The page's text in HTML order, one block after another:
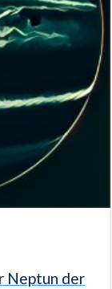
Neptun der